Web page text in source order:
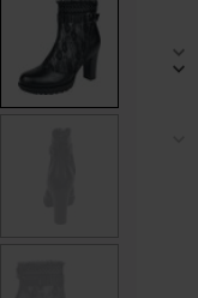
580898.html